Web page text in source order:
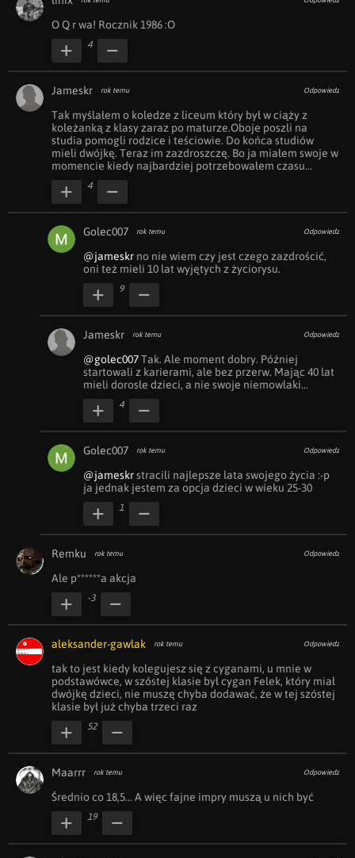
O Q r wa! Rocznik 1986 :O
4
Jameskr rok temu Odpowiedz
Tak myślałem o koledze z liceum który był w ciąży z
koleżanką z klasy zaraz po maturze.Oboje poszli na
studia pomogli rodzice i teściowie. Do końca studiów
mieli dwójkę. Teraz im zazdroszczę. Bo ja miałem swoje w
momencie kiedy najbardziej potrzebowałem czasu...
4
Golec007 rok temu Odpowiedz
@jameskr no nie wiem czy jest czego zazdrościć,
oni też mieli 10 lat wyjętych z życiorysu.
9
Jameskr rok temu Odpowiedz
@golec007 Tak. Ale moment dobry. Później
startowali z karierami, ale bez przerw. Mając 40 lat
mieli dorosłe dzieci, a nie swoje niemowlaki...
4
Golec007 rok temu Odpowiedz
@jameskr stracili najlepsze lata swojego życia :-p
ja jednak jestem za opcja dzieci w wieku 25-30
1
Remku rok temu Odpowiedz
Ale p******a akcja
-3
aleksander-gawlak rok temu Odpowiedz
tak to jest kiedy kolegujesz się z cyganami, u mnie w
podstawówce, w szóstej klasie był cygan Felek, który miał
dwójkę dzieci, nie muszę chyba dodawać, że w tej szóstej
klasie był już chyba trzeci raz
52
Maarrr rok temu Odpowiedz
Średnio co 18,5... A więc fajne impry muszą u nich być
19